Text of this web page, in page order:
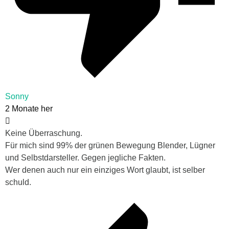
Sonny
2 Monate her
Keine Überraschung.
Für mich sind 99% der grünen Bewegung Blender, Lügner
und Selbstdarsteller. Gegen jegliche Fakten.
Wer denen auch nur ein einziges Wort glaubt, ist selber
schuld.